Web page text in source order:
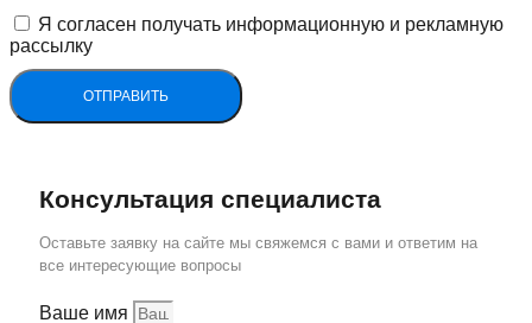
Я согласен получать информационную и рекламную
рассылку
ОТПРАВИТЬ
Консультация специалиста
Оставьте заявку на сайте мы свяжемся с вами и ответим на
все интересующие вопросы
Ваше имя